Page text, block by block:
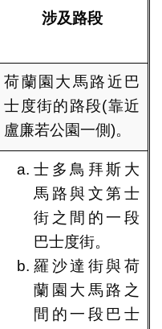
涉及路段
荷蘭園大馬路近巴
士度街的路段(靠近
盧廉若公園一側)。
士多鳥拜斯大
馬路與文第士
街之間的一段
巴士度街。
羅沙達街與荷
蘭園大馬路之
間的一段巴士